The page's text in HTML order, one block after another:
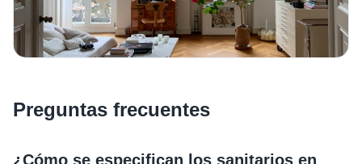
Preguntas frecuentes
¿Cómo se especifican los sanitarios en